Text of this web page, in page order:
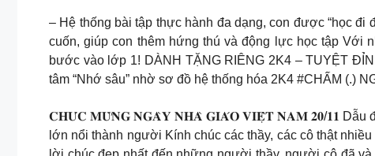
– Hệ thống bài tập thực hành đa dạng, con được “học
cuốn, giúp con thêm hứng thú và động lực học tập Với
bước vào lớp 1! DÀNH TẶNG RIÊNG 2K4 – TUYỆT
tâm “Nhớ sâu” nhờ sơ đồ hệ thống hóa 2K4 #CHẤM (.)
𝐂𝐇𝐔́𝐂 𝐌𝐔̛̀𝐍𝐆 𝐍𝐆𝐀̀𝐘 𝐍𝐇𝐀̀ 𝐆𝐈𝐀́𝐎 𝐕𝐈𝐄̣̂𝐓 𝐍𝐀𝐌 𝟐𝟎/𝟏𝟏 Dẫu đi
lớn nổi thành người Kính chúc các thầy, các cô thật